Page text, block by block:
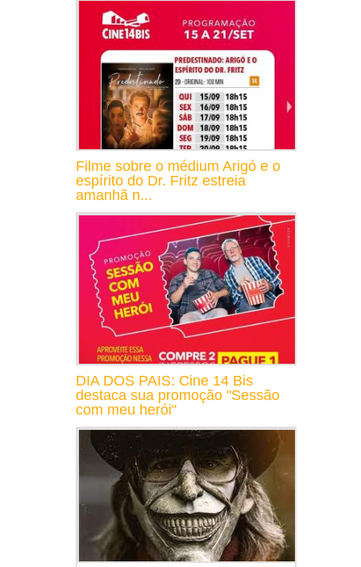
Filme sobre o médium Arigó e o
espírito do Dr. Fritz estreia
amanhã n...
DIA DOS PAIS: Cine 14 Bis
destaca sua promoção "Sessão
com meu herói"